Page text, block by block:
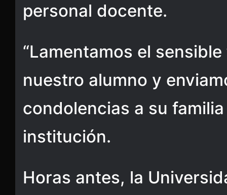
personal docente.
“Lamentamos el
nuestro alumno y
condolencias a su
institución.
Horas antes, la